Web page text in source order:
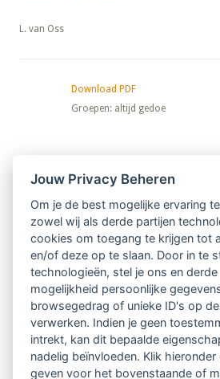
​​​​​​​L. van Oss
Download PDF
Groepen: altijd gedoe
Nieuwsbrief
Ontvang 10 x per jaar de LVSC-
relatienieuwsbrief met o.a.:
vrij toegankelijke TsvB-
nieuws op het vlak van
begeleiden
Jouw Privacy Beheren
Om je de best mogelijke ervaring
zowel wij als derde partijen
cookies om toegang te krijgen tot
en/of deze op te slaan. Door in te
technologieën, stel je ons en
mogelijkheid persoonlijke
browsegedrag of unieke ID's op
verwerken. Indien je geen
intrekt, kan dit bepaalde
nadelig beïnvloeden. Klik
geven voor het bovenstaande of